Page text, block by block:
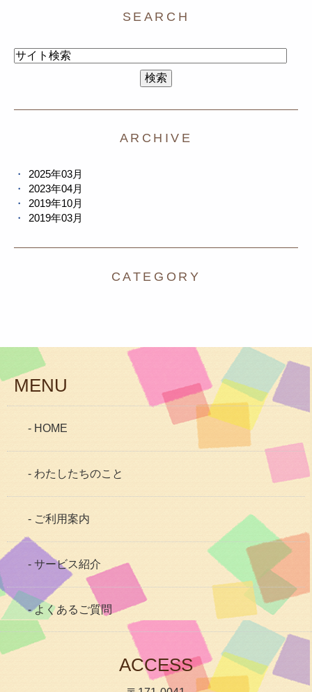
SEARCH
ARCHIVE
2025年03月
2023年04月
2019年10月
2019年03月
CATEGORY
MENU
- HOME
- わたしたちのこと
- ご利用案内
- サービス紹介
- よくあるご質問
ACCESS